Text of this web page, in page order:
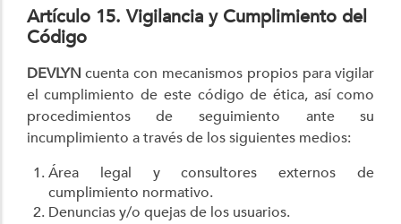
Artículo 15. Vigilancia y Cumplimiento del
Código
DEVLYN cuenta con mecanismos propios para vigilar
el cumplimiento de este código de ética, así como
procedimientos de seguimiento ante su
incumplimiento a través de los siguientes medios:
Área legal y consultores externos de
cumplimiento normativo.
Denuncias y/o quejas de los usuarios.